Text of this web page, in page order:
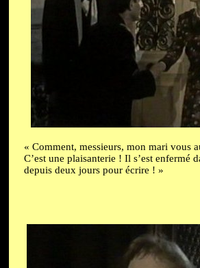
« Comment, messieurs, mon mari vous
C’est une plaisanterie ! Il s’est enfermé
depuis deux jours pour écrire ! »